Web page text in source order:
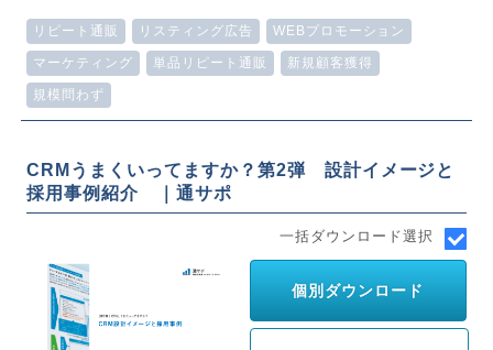
リピート通販 リスティング広告 WEBプロモーション
マーケティング 単品リピート通販 新規顧客獲得
規模問わず
CRMうまくいってますか？第2弾 設計イメージと
採用事例紹介 ｜通サポ
一括ダウンロード選択
個別ダウンロード